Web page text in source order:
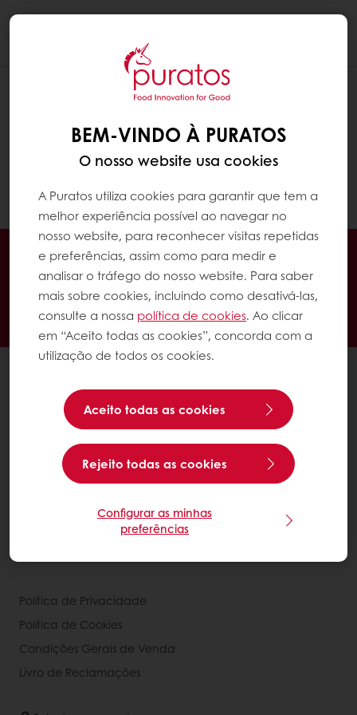
EXISTE UMA APLICAÇÃO MYPURATOS?
POSSO ACEDER AO MYPURATOS A
PARTIR DO MEU TELEMÓVEL?
consultar toda a informaçãoaqui.
BEM-VINDO À PURATOS
O nosso website usa cookies
A Puratos utiliza cookies para garantir que tem a
melhor experiência possível ao navegar no
nosso website, para reconhecer visitas repetidas
e preferências, assim como para medir e
analisar o tráfego do nosso website. Para saber
mais sobre cookies, incluindo como desativá-las,
consulte a nossa política de cookies. Ao clicar
em “Aceito todas as cookies”, concorda com a
utilização de todos os cookies.
Aceito todas as cookies
Rejeito todas as cookies
Configurar as minhas
preferências
Encomende online 24/7
Pagamento online disponível
Promoções exclusivas
Tenha acesso à sua informação financeira
Estudos ao Consumidor
Sobre a Puratos
Política de Privacidade
Política de Cookies
Condições Gerais de Venda
Livro de Reclamações